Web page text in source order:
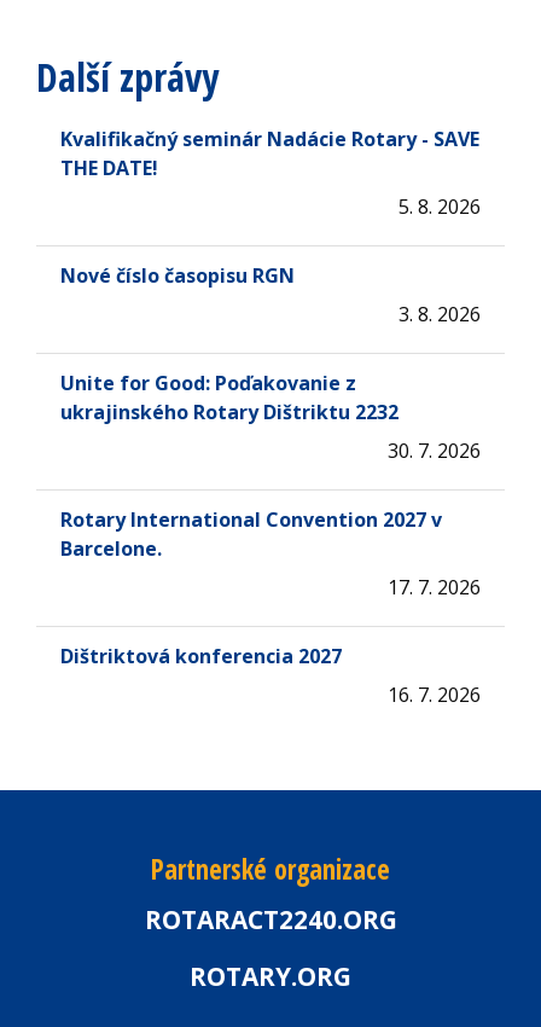
Další zprávy
Kvalifikačný seminár Nadácie Rotary - SAVE
THE DATE!
5. 8. 2026
Nové číslo časopisu RGN
3. 8. 2026
Unite for Good: Poďakovanie z
ukrajinského Rotary Dištriktu 2232
30. 7. 2026
Rotary International Convention 2027 v
Barcelone.
17. 7. 2026
Dištriktová konferencia 2027
16. 7. 2026
Partnerské organizace
ROTARACT2240.ORG
ROTARY.ORG